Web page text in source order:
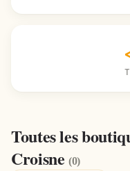
Toutes les
Croisne(0)